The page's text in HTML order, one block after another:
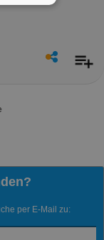
per E-Mail zu: